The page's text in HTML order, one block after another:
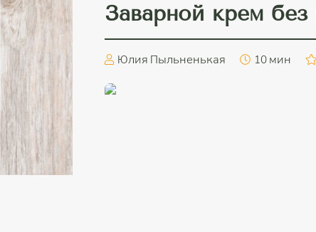
Заварной крем без
Юлия Пыльненькая 10 мин